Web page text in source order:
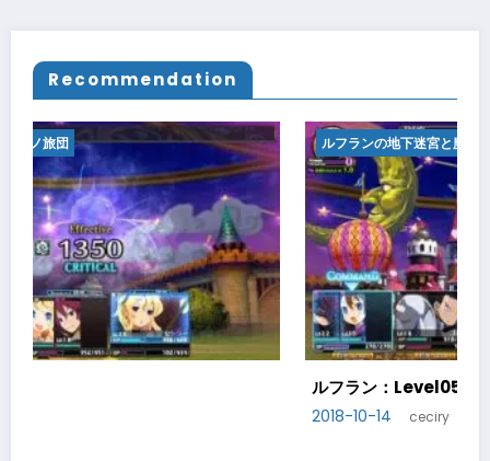
Recommendation
ルフランの地下迷宮と魔女ノ旅団